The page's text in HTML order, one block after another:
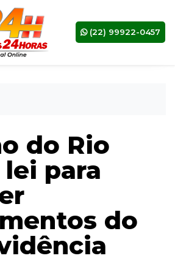
(22) 99922-0457
do Rio
para
do